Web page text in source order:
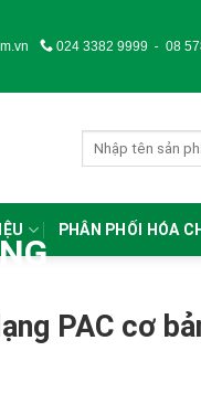
024 3382 9999 - 08
PHÂN PHỐI HÓA
PAC cơ